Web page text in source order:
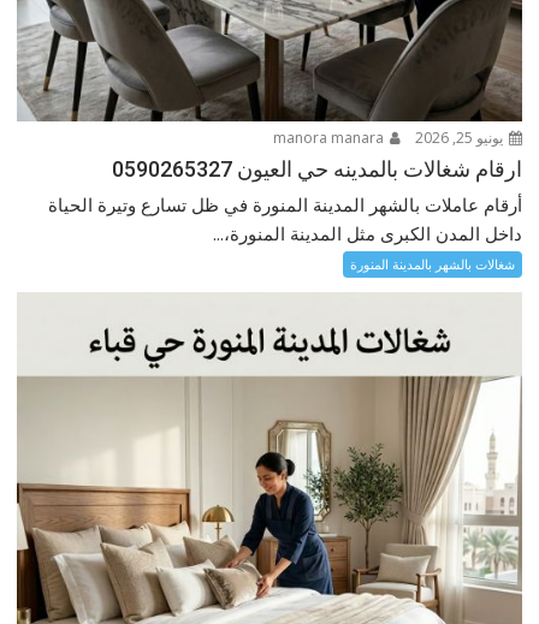
يونيو 25, 2026
ارقام شغالات بالمدينه حي العيون 0590265327
أرقام عاملات بالشهر المدينة المنورة في ظل تسارع وتيرة الحياة
داخل المدن الكبرى مثل المدينة المنورة،...
شغالات بالشهر بالمدينة المنورة